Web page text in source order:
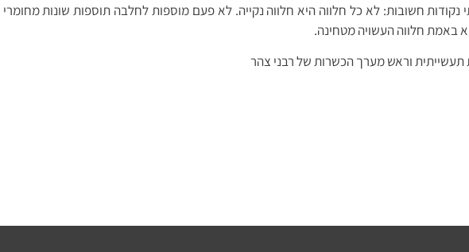
נקודות חשובות: לא כל חלווה היא חלווה נקייה. לא פעם מוספות לחלבה תוספות שונות
באמת חלווה העשויה מטחינה.
תעשייתית וראש מערך הכשרות של רבני צהר